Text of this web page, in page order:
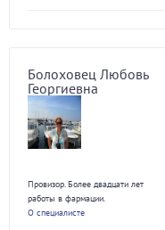
Болоховец Любовь
Георгиевна
Провизор. Более двадцати лет
работы в фармации.
О специалисте